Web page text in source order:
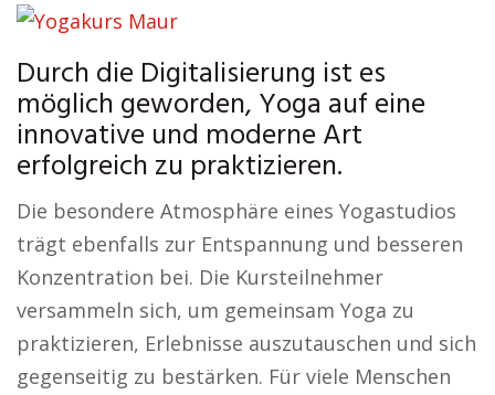
Durch die Digitalisierung ist es
möglich geworden, Yoga auf eine
innovative und moderne Art
erfolgreich zu praktizieren.
Die besondere Atmosphäre eines Yogastudios
trägt ebenfalls zur Entspannung und besseren
Konzentration bei. Die Kursteilnehmer
versammeln sich, um gemeinsam Yoga zu
praktizieren, Erlebnisse auszutauschen und sich
gegenseitig zu bestärken. Für viele Menschen